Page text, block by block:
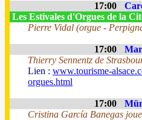
17:00
Les Estivales d'Orgues de la
Pierre Vidal (orgue -
17:00
Thierry Sennentz de
Lien : www.tourisme-
orgues.html
17:00
Cristina García Banegas